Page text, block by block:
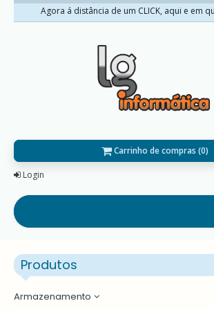
Agora á distância de um CLICK, aqui e em
Carrinho de compras (0)
Login
Sobre nós
Promoções
Produtos
Armazenamento